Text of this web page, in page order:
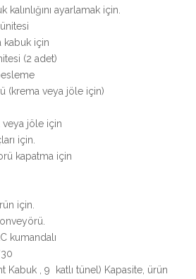
ayarlamak için.
kabuk için
(2 adet)
(krema veya jöle için)
jöle için
için.
kapatma için
için.
kumandalı
Kabuk , 9 katlı tünel) Kapasite, ürün